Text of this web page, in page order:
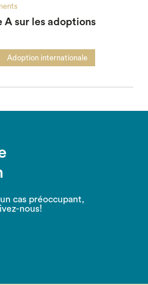
A sur les adoptions
Adoption internationale
cas préoccupant,
nous!